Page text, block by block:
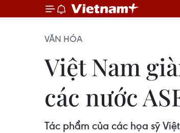
VĂN HÓA
Việt Nam
các nước
Tác phẩm của các họa sỹ